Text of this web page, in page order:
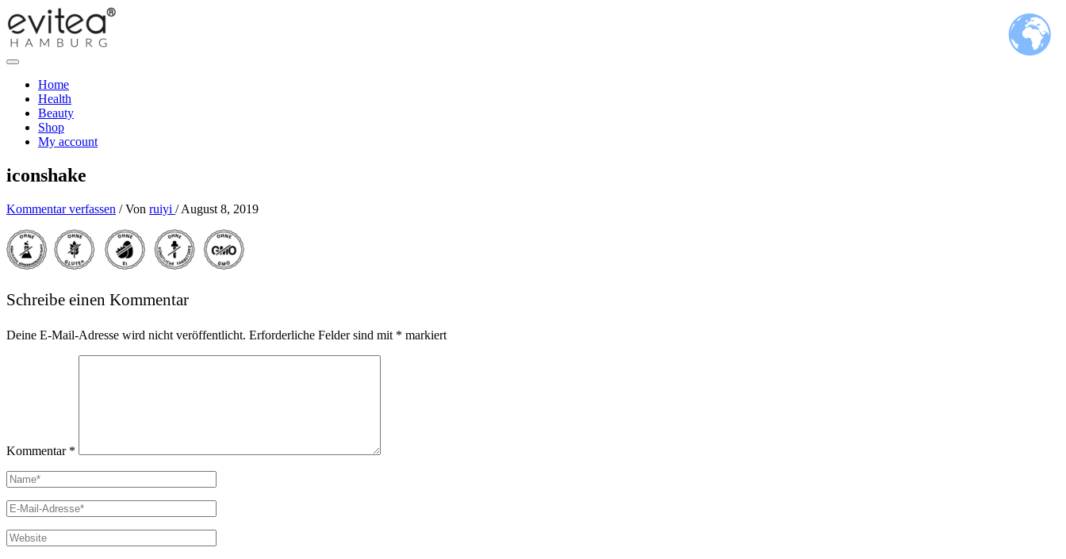
Home
Health
Beauty
Shop
My account
iconshake
Kommentar verfassen / Von ruiyi /August 8, 2019
Schreibe einen Kommentar
Deine E-Mail-Adresse wird nicht veröffentlicht. Erforderliche Felder sind mit * markiert
Kommentar *